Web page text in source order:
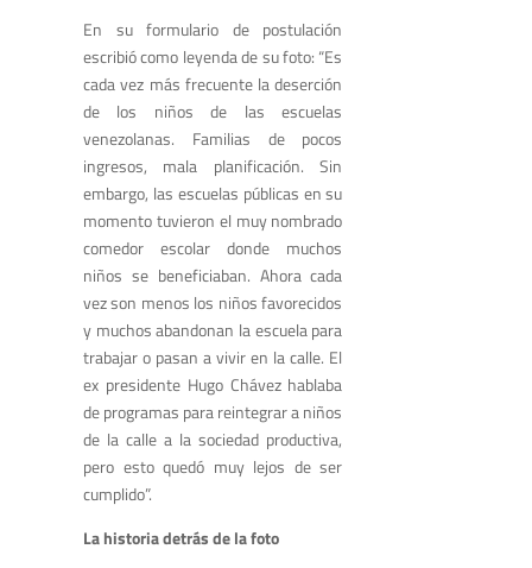
En su formulario de postulación
escribió como leyenda de su foto: “Es
cada vez más frecuente la deserción
de los niños de las escuelas
venezolanas. Familias de pocos
ingresos, mala planificación. Sin
embargo, las escuelas públicas en su
momento tuvieron el muy nombrado
comedor escolar donde muchos
niños se beneficiaban. Ahora cada
vez son menos los niños favorecidos
y muchos abandonan la escuela para
trabajar o pasan a vivir en la calle. El
ex presidente Hugo Chávez hablaba
de programas para reintegrar a niños
de la calle a la sociedad productiva,
pero esto quedó muy lejos de ser
cumplido”.
La historia detrás de la foto